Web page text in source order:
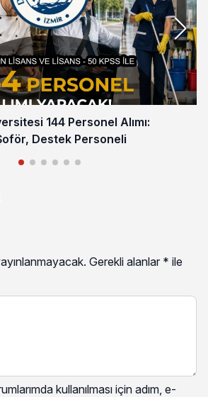
144 Personel Alımı:
Destek Personeli
Gerekli alanlar * ile
kullanılması için adım, e-